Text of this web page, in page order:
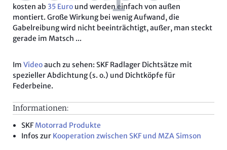
kosten ab 35 Euround werden einfach von außen
montiert. Große Wirkung bei wenig Aufwand, die
Gabelreibung wird nicht beeinträchtigt, außer, man steckt
gerade im Matsch ...
Im Videoauch zu sehen: SKF Radlager Dichtsätze mit
spezieller Abdichtung (s. o.) und Dichtköpfe für
Federbeine.
Informationen:
SKFMotorrad Produkte
Infos zur Kooperation zwischen SKF und MZA Simson